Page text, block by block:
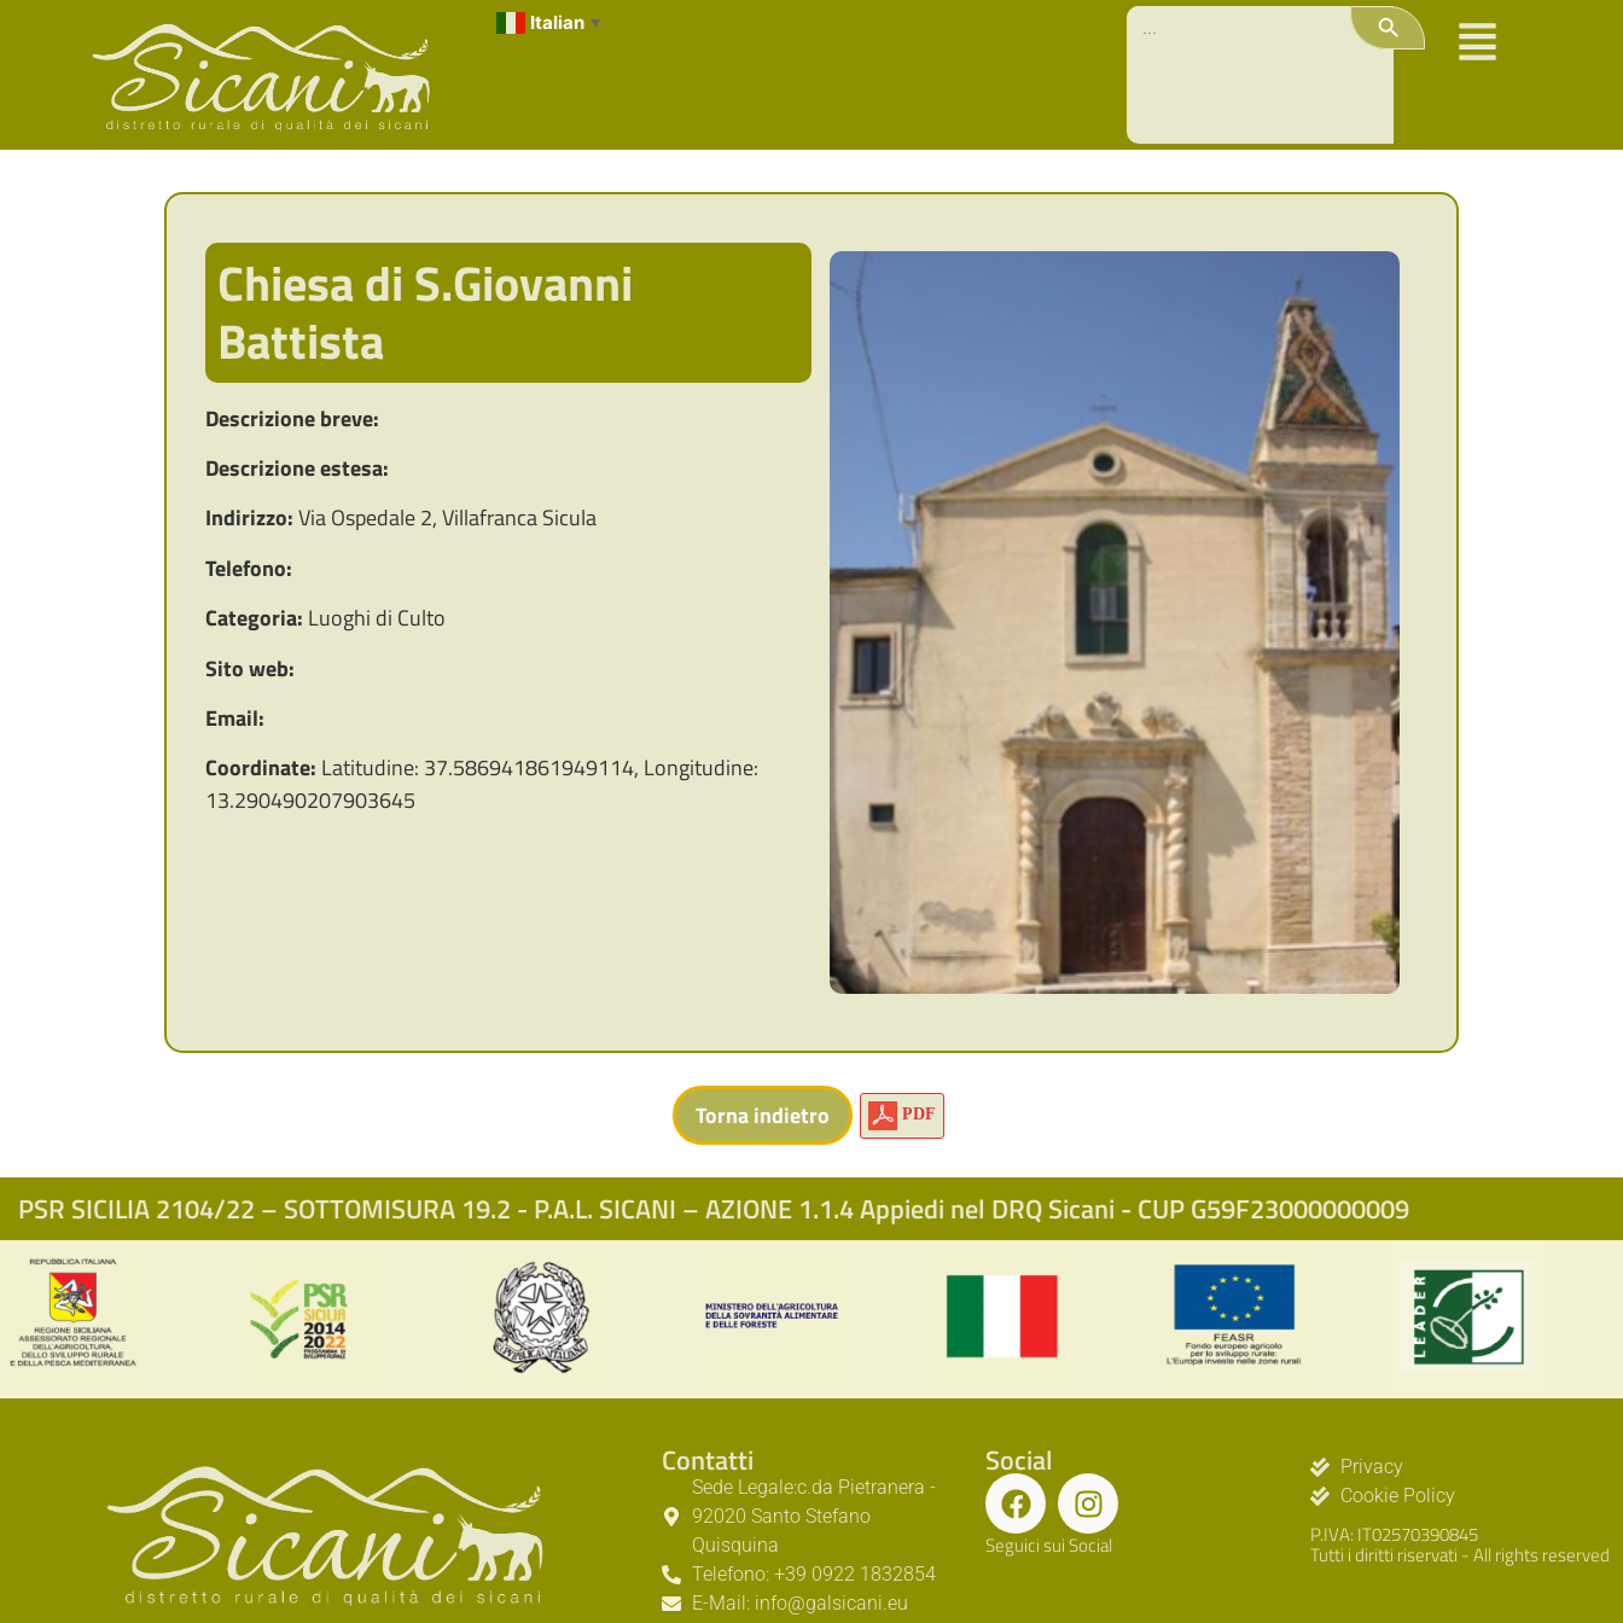
Italian ▼
Search
for:
Search Button
Chiesa di S.Giovanni
Battista
Descrizione breve:
Descrizione estesa:
Indirizzo:Via Ospedale 2, Villafranca Sicula
Telefono:
Categoria: Luoghi di Culto
Sito web:
Email:
Coordinate: Latitudine: 37.586941861949114, Longitudine:
13.290490207903645
PDF
PSR SICILIA 2104/22 – SOTTOMISURA 19.2 - P.A.L. SICANI – AZIONE 1.1.4 Appiedi nel DRQ Sicani - CUP G59F23000000009
Contatti
Sede Legale:c.da Pietranera -
92020 Santo Stefano
Quisquina
Telefono: +39 0922 1832854
E-Mail: info@galsicani.eu
Social
Seguici sui Social
Privacy
Cookie Policy
P.IVA: IT02570390845
Tutti i diritti riservati - All rights reserved